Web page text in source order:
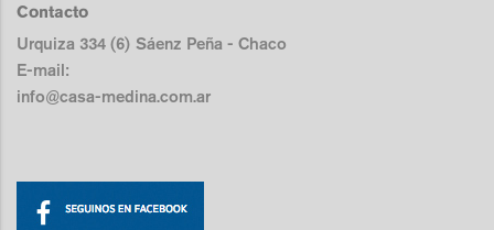
Contacto
Urquiza 334 (6) Sáenz Peña - Chaco
E-mail:
info@casa-medina.com.ar